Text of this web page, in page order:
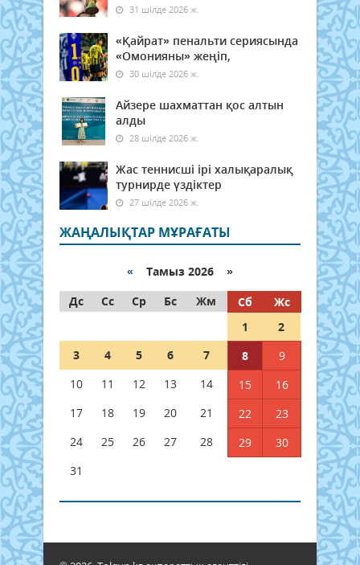
31 шілде 2026 ж.
«Қайрат» пенальти сериясында
«Омонияны» жеңіп,
30 шілде 2026 ж.
Айзере шахматтан қос алтын
алды
28 шілде 2026 ж.
Жас теннисші ірі халықаралық
турнирде үздіктер
27 шілде 2026 ж.
ЖАҢАЛЫҚТАР МҰРАҒАТЫ
« Тамыз 2026 »
Дс
Сс Ср Бс Жм Сб
Жс
1
2
3
4 5 6 7 8
9
10
11 12 13 14 15
16
17
18 19 20 21 22
23
24
25 26 27 28 29
30
31